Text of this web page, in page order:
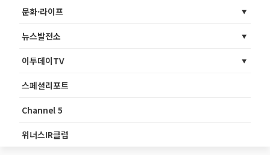
문화·라이프
뉴스발전소
이투데이TV
스페셜리포트
Channel 5
위너스IR클럽